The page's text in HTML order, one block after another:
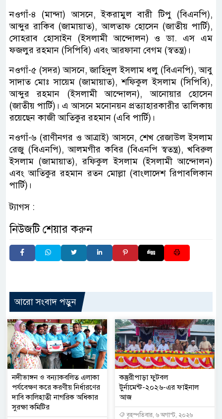
নওগাঁ-৪ (মান্দা) আসনে, ইকরামুল বারী টিপু (বিএনপি),
আব্দুর রাকিব (জামায়াত), আলতাফ হোসেন (জাতীয় পার্টি),
সোহরাব হোসাইন (ইসলামী আন্দোলন) ও ডা. এস এম
ফজলুর রহমান (সিপিবি) এবং আরফানা বেগম (স্বতন্ত্র)।
নওগাঁ-৫ (সদর) আসনে, জাহিদুল ইসলাম ধলু (বিএনপি), আবু
সাদাত মোঃ সায়েম (জামায়াত), শফিকুল ইসলাম (সিপিবি),
আব্দুর রহমান (ইসলামী আন্দোলন), আনোয়ার হোসেন
(জাতীয় পার্টি)। এ আসনে মনোনয়ন প্রত্যাহারকারীর তালিকায়
রয়েছেন কাজী আতিকুর রহমান (এবি পার্টি)।
নওগাঁ-৬ (রাণীনগর ও আত্রাই) আসনে, শেখ রেজাউল ইসলাম
রেজু (বিএনপি), আলমগীর কবির (বিএনপি স্বতন্ত্র), খবিরুল
ইসলাম (জামায়াত), রফিকুল ইসলাম (ইসলামী আন্দোলন)
এবং আতিকুর রহমান রতন মোল্লা (বাংলাদেশ রিপাবলিকান
পার্টি)।
ট্যাগস :
নিউজটি শেয়ার করুন
আরো সংবাদ পড়ুন
নদীভাঙ্গন ও বন্যাকবলিত এলাকা
পর্যবেক্ষণ করে করণীয় নির্ধারণের
দাবি কালিহাতী নাগরিক অধিকার
সুরক্ষা কমিটির
কস্তুরীপাড়া ফুটবল
টুর্নামেন্ট-২০২৬-এর ফাইনাল
আজ
বৃহস্পতিবার, ৬ অগাস্ট, ২০২৬